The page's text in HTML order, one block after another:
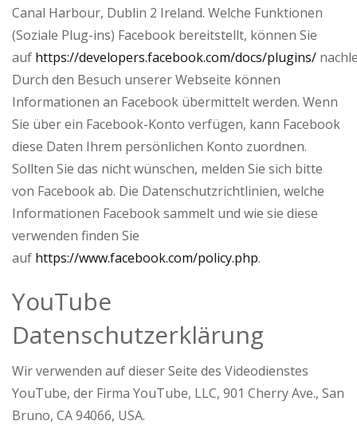
Canal Harbour, Dublin 2 Ireland. Welche Funktionen
(Soziale Plug-ins) Facebook bereitstellt, können Sie
auf https://developers.facebook.com/docs/plugins/
Durch den Besuch unserer Webseite können
Informationen an Facebook übermittelt werden. Wenn
Sie über ein Facebook-Konto verfügen, kann Facebook
diese Daten Ihrem persönlichen Konto zuordnen.
Sollten Sie das nicht wünschen, melden Sie sich bitte
von Facebook ab. Die Datenschutzrichtlinien, welche
Informationen Facebook sammelt und wie sie diese
verwenden finden Sie
auf https://www.facebook.com/policy.php.
YouTube
Datenschutzerklärung
Wir verwenden auf dieser Seite des Videodienstes
YouTube, der Firma YouTube, LLC, 901 Cherry Ave., San
Bruno, CA 94066, USA.